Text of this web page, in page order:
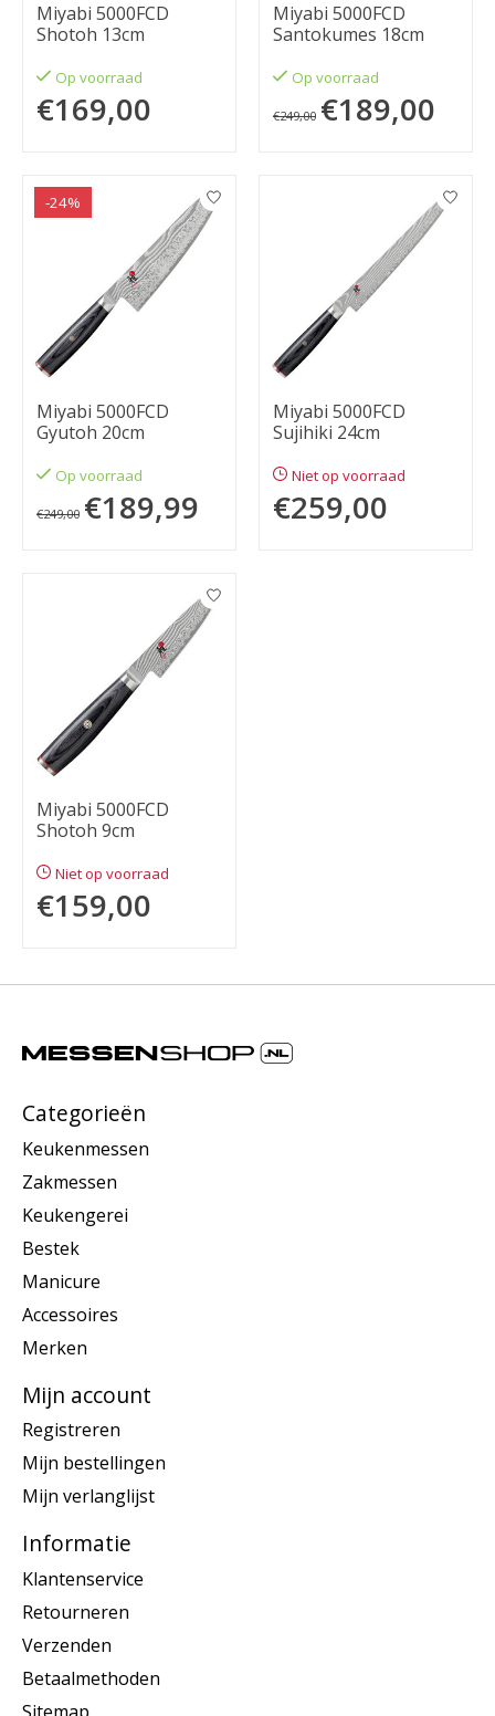
Miyabi 5000FCD
Shotoh 13cm
Op voorraad
€169,00
Miyabi 5000FCD
Santokumes 18cm
Op voorraad
€249,00 €189,00
-24%
Miyabi 5000FCD
Gyutoh 20cm
Op voorraad
€249,00 €189,99
Miyabi 5000FCD
Sujihiki 24cm
Niet op voorraad
€259,00
Miyabi 5000FCD
Shotoh 9cm
Niet op voorraad
€159,00
Categorieën
Keukenmessen
Zakmessen
Keukengerei
Bestek
Manicure
Accessoires
Merken
Mijn account
Registreren
Mijn bestellingen
Mijn verlanglijst
Informatie
Klantenservice
Retourneren
Verzenden
Betaalmethoden